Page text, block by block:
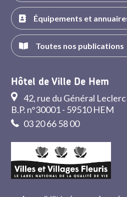
Équipements et
Toutes nos publications
Hôtel de Ville De Hem
42, rue du Général Leclerc
B.P. n°30001 - 59510 HEM
03 20 66 58 00